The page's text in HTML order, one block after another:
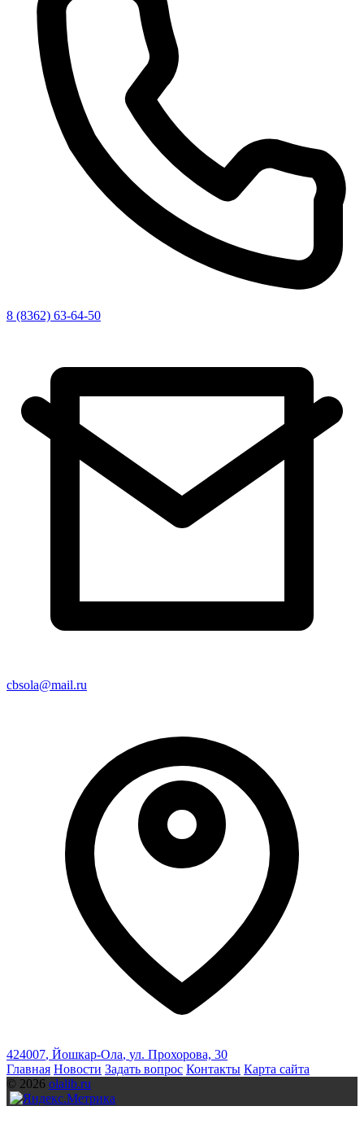
8 (8362) 63-64-50
cbsola@mail.ru
424007, Йошкар-Ола, ул. Прохорова, 30
Главная Новости Задать вопрос Контакты Карта сайта
© 2026 olalib.ru